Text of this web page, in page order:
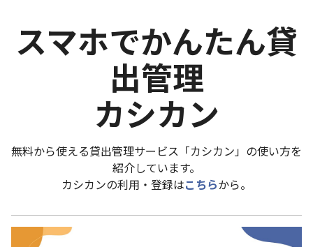
スマホでかんたん貸
出管理
カシカン
無料から使える貸出管理サービス「カシカン」の使い方を
紹介しています。
カシカンの利用・登録はこちらから。